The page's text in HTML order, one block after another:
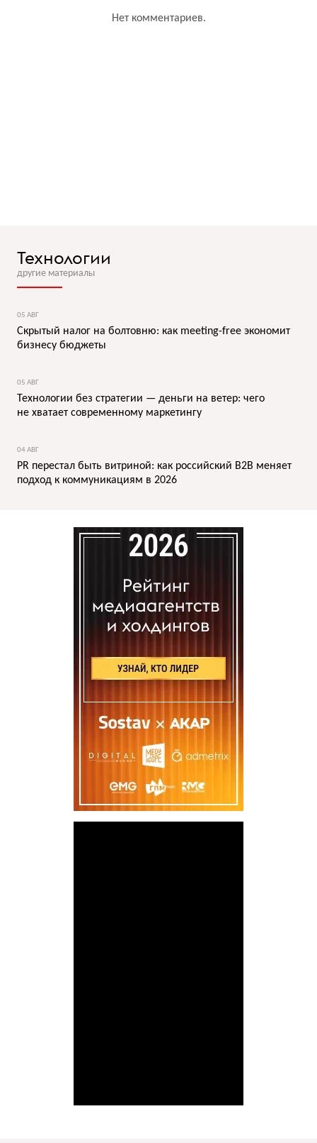
Нет комментариев.
Технологии
другие материалы
05 АВГ
Скрытый налог на болтовню: как meeting-free экономит
бизнесу бюджеты
05 АВГ
Технологии без стратегии — деньги на ветер: чего
не хватает современному маркетингу
04 АВГ
PR перестал быть витриной: как российский B2B меняет
подход к коммуникациям в 2026